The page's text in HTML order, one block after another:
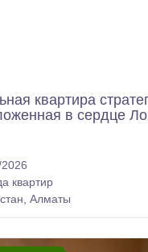
квартира
в сердце